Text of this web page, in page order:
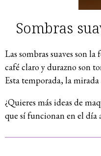
Sombras
Las sombras suaves son
café claro y durazno son
Esta temporada, la
¿Quieres más ideas de
que sí funcionan en el día